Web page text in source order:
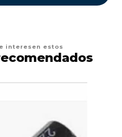
interesen estos